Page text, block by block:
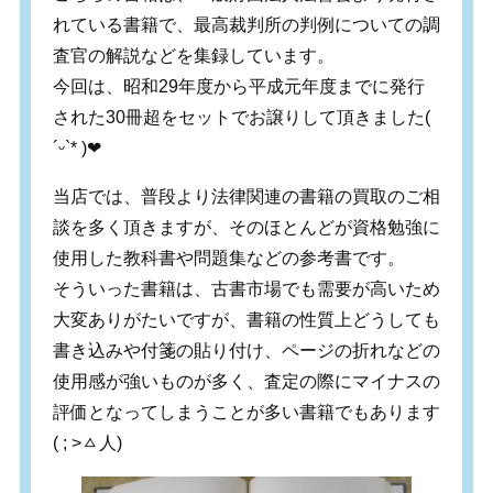
れている書籍で、最高裁判所の判例についての調
査官の解説などを集録しています。
今回は、昭和29年度から平成元年度までに発行
された30冊超をセットでお譲りして頂きました(
´ᵕ`* )‪‪❤︎
当店では、普段より法律関連の書籍の買取のご相
談を多く頂きますが、そのほとんどが資格勉強に
使用した教科書や問題集などの参考書です。
そういった書籍は、古書市場でも需要が高いため
大変ありがたいですが、書籍の性質上どうしても
書き込みや付箋の貼り付け、ページの折れなどの
使用感が強いものが多く、査定の際にマイナスの
評価となってしまうことが多い書籍でもあります
( ; >ㅿ人 )